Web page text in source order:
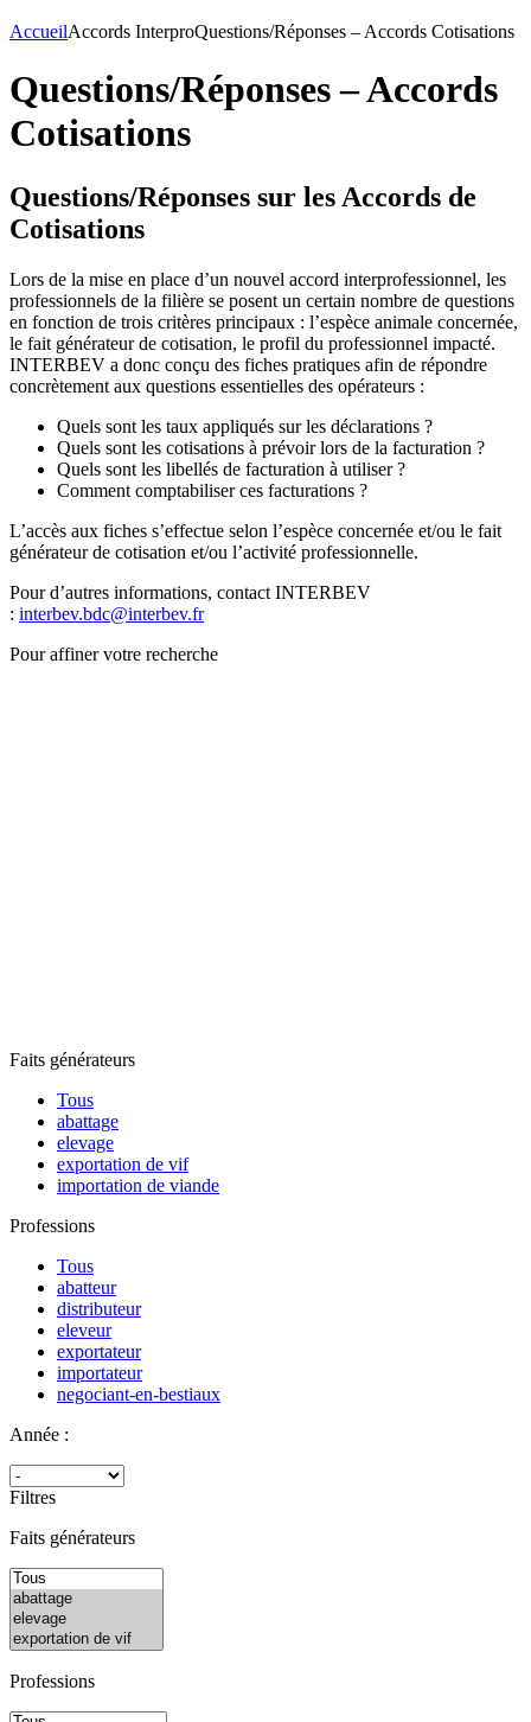
AccueilAccords InterproQuestions/Réponses – Accords Cotisations
Questions/Réponses – Accords
Cotisations
Questions/Réponses sur les Accords de
Cotisations
Lors de la mise en place d’un nouvel accord interprofessionnel, les
professionnels de la filière se posent un certain nombre de questions
en fonction de trois critères principaux : l’espèce animale concernée,
le fait générateur de cotisation, le profil du professionnel impacté.
INTERBEV a donc conçu des fiches pratiques afin de répondre
concrètement aux questions essentielles des opérateurs :
Quels sont les taux appliqués sur les déclarations ?
Quels sont les cotisations à prévoir lors de la facturation ?
Quels sont les libellés de facturation à utiliser ?
Comment comptabiliser ces facturations ?
L’accès aux fiches s’effectue selon l’espèce concernée et/ou le fait
générateur de cotisation et/ou l’activité professionnelle.
Pour d’autres informations, contact INTERBEV
: interbev.bdc@interbev.fr
Pour affiner votre recherche
Faits générateurs
Tous
abattage
elevage
exportation de vif
importation de viande
Professions
Tous
abatteur
distributeur
eleveur
exportateur
importateur
negociant-en-bestiaux
Année :
Filtres
Faits générateurs
Professions